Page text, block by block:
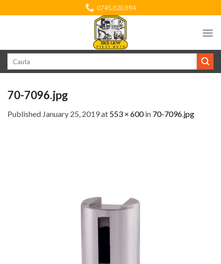
to
0745.820.894
70-7096.jpg
Published January 25, 2019at 553 × 600in 70-7096.jpg